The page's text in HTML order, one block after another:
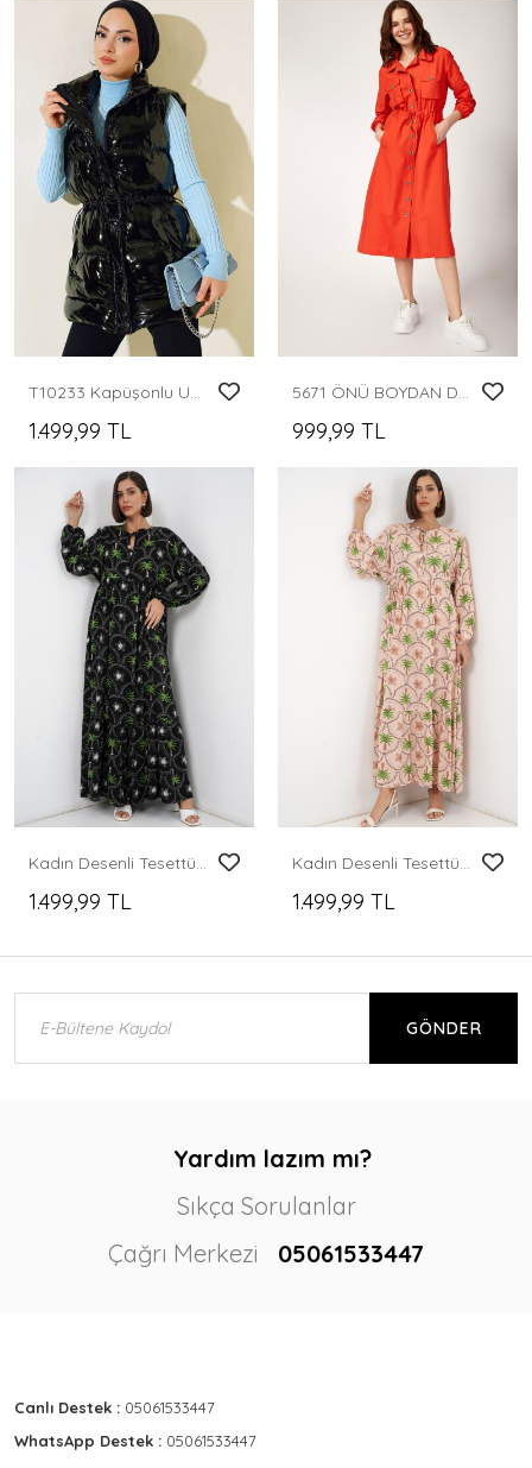
1.499,99 TL 999,99 TL
1.499,99 TL 1.499,99 TL
GÖNDER
Yardım lazım mı?
Sıkça Sorulanlar
Çağrı Merkezi
05061533447
Canlı Destek : 05061533447
WhatsApp Destek : 05061533447